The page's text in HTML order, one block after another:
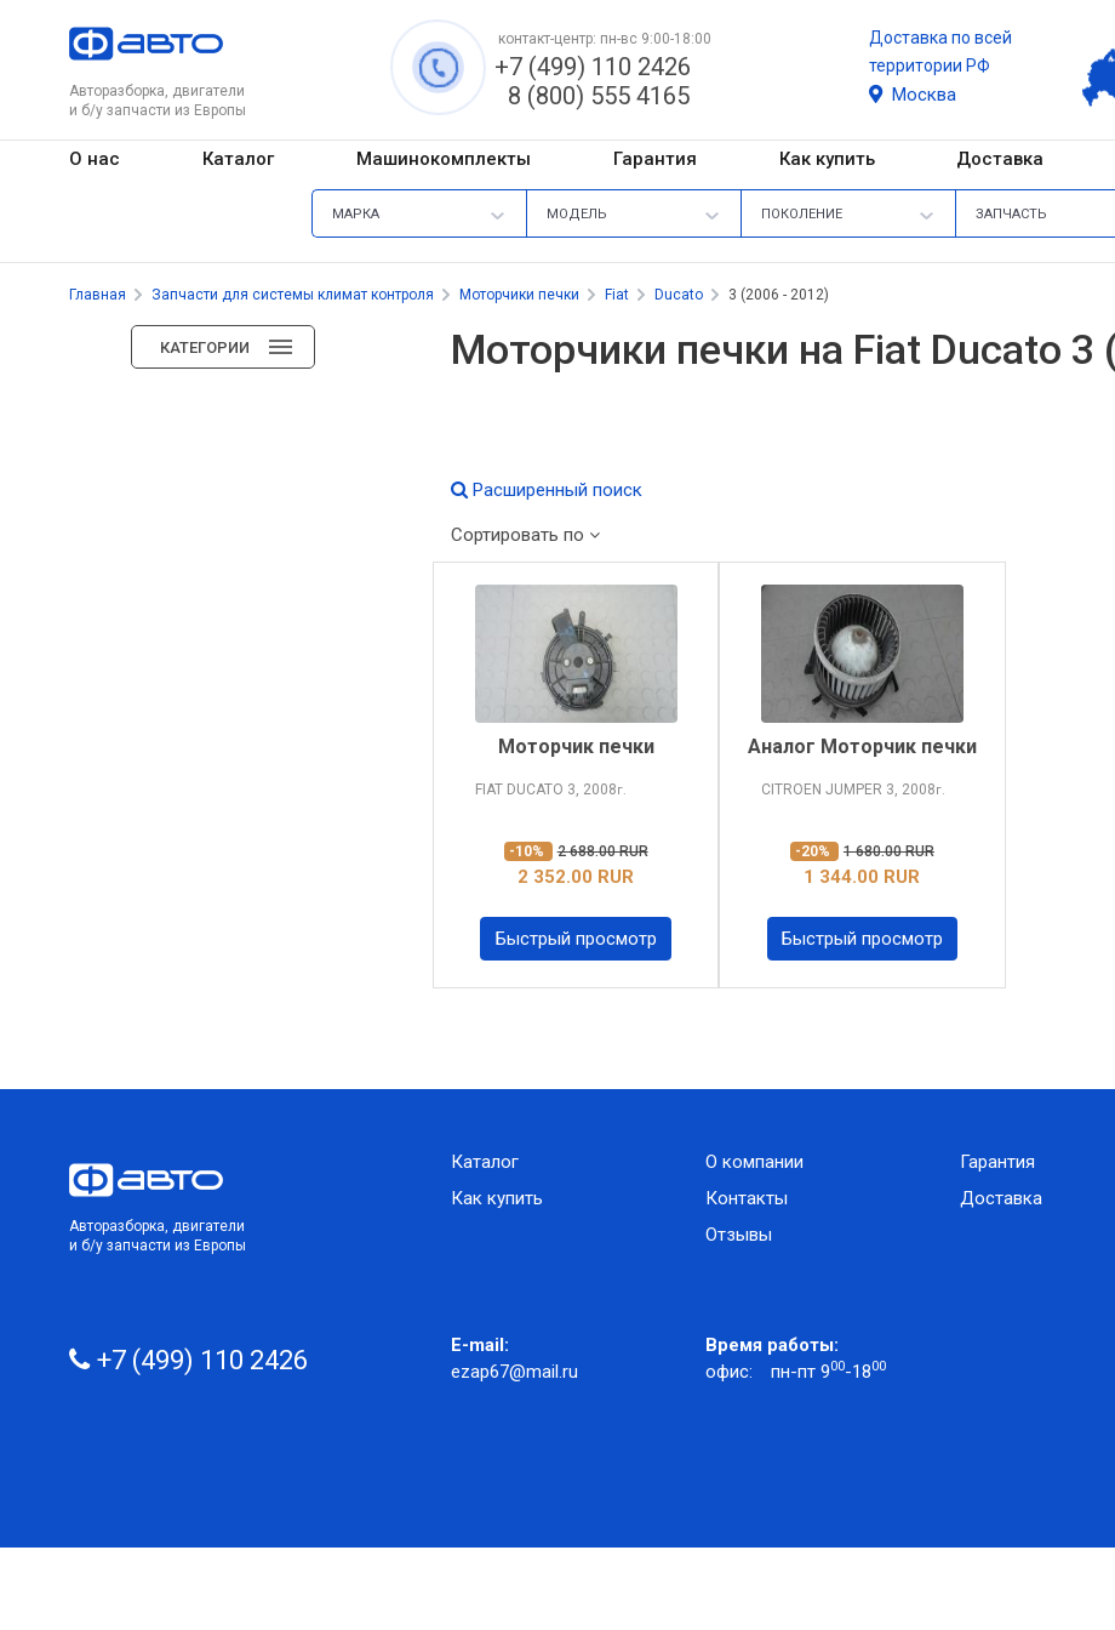
Авторазборка, двигатели
и б/у запчасти из Европы
контакт-центр: пн-вс 9:00-18:00
+7 (499) 110 2426
8 (800) 555 4165
Доставка по всей
территории РФ
Москва
О нас Каталог Машинокомплекты Гарантия Как купить Доставка
МАРКА МОДЕЛЬ ПОКОЛЕНИЕ ЗАПЧАСТЬ
Главная Запчасти для системы климат контроля Моторчики печки Fiat Ducato 3 (2006 - 2012)
КАТЕГОРИИ Моторчики печки на Fiat Ducato 3
Расширенный поиск
Сортировать по
Моторчик печки
FIAT DUCATO 3, 2008г.
-10% 2 688.00 RUR
2 352.00 RUR
Быстрый просмотр
Аналог Моторчик печки
CITROEN JUMPER 3, 2008г.
-20% 1 680.00 RUR
1 344.00 RUR
Быстрый просмотр
Авторазборка, двигатели
и б/у запчасти из Европы
Каталог
Как купить
О компании
Контакты
Отзывы
Гарантия
Доставка
+7 (499) 110 2426
E-mail:
ezap67@mail.ru
Время работы:
офис:
пн-пт 900-1800